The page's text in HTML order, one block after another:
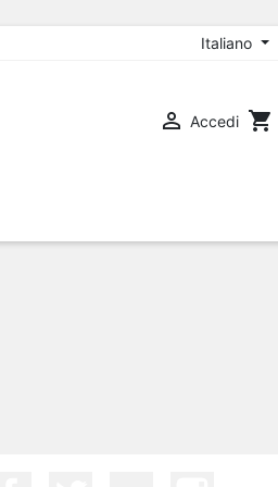
Italiano
 Accedi shopping_cart